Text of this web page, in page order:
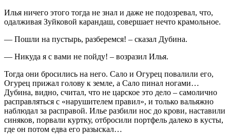
Илья ничего этого тогда не знал и даже не подозревал, что,
одалживая Зуйковой карандаш, совершает нечто крамольное.
— Пошли на пустырь, разберемся! – сказал Дубина.
— Никуда я с вами не пойду! – возразил Илья.
Тогда они бросились на него. Сало и Огурец повалили его,
Огурец прижал голову к земле, а Сало пинал ногами…
Дубина, видно, считал, что не царское это дело – самолично
расправляться с «нарушителем правил», и только вальяжно
наблюдал за расправой. Илье разбили нос до крови, наставили
синяков, порвали куртку, отбросили портфель далеко в кусты,
где он потом едва его разыскал…